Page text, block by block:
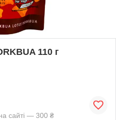
110 г
сайті — 300 ₴